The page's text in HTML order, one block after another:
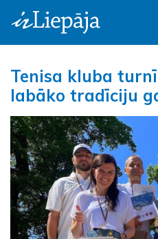
Tenisa kluba
labāko tradīciju